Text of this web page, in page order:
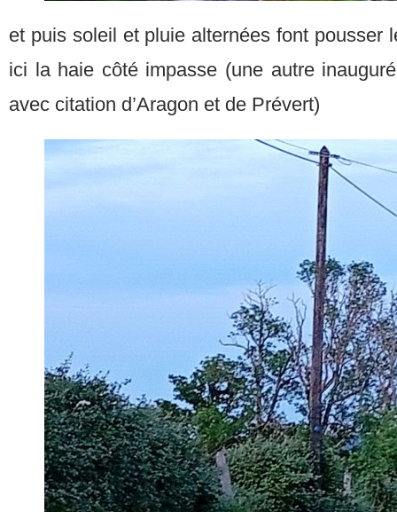
et puis soleil et pluie alternées font pousser
ici la haie côté impasse (une autre
avec citation d’Aragon et de Prévert)